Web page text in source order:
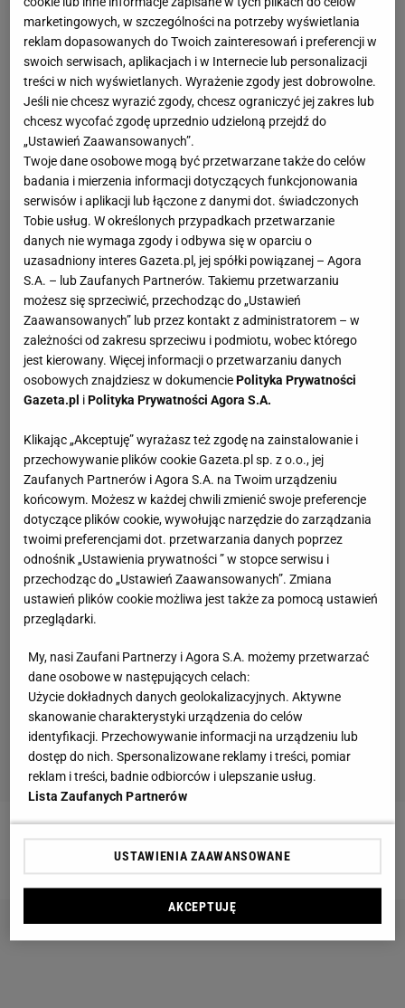
cegieł Ravello, Sorrento i Moorbrand firmy Röben.
Zestawienie w jednej cegle barw żywej czerwieni z
żółtym piaskiem i beżem pozwala osiągnąć
oryginalny efekt. Dodatkowo każda z cegieł ma
lekko wyciosane kanty i wyżłobienia. Cegły
dostępne są w formacie 240/115/71 mm.
Szukasz fachowca lub ekipy budowlanej?Wystaw
marketingowych, w szczególności na potrzeby wyświetlania
reklam dopasowanych do Twoich zainteresowań i preferencji w
swoich serwisach, aplikacjach i w Internecie lub personalizacji
treści w nich wyświetlanych. Wyrażenie zgody jest dobrowolne.
Jeśli nie chcesz wyrazić zgody, chcesz ograniczyć jej zakres lub
chcesz wycofać zgodę uprzednio udzieloną przejdź do
„Ustawień Zaawansowanych”.
Twoje dane osobowe mogą być przetwarzane także do celów
badania i mierzenia informacji dotyczących funkcjonowania
serwisów i aplikacji lub łączone z danymi dot. świadczonych
Tobie usług. W określonych przypadkach przetwarzanie
danych nie wymaga zgody i odbywa się w oparciu o
uzasadniony interes Gazeta.pl, jej spółki powiązanej – Agora
S.A. – lub Zaufanych Partnerów. Takiemu przetwarzaniu
możesz się sprzeciwić, przechodząc do „Ustawień
Zaawansowanych” lub przez kontakt z administratorem – w
zależności od zakresu sprzeciwu i podmiotu, wobec którego
jest kierowany. Więcej informacji o przetwarzaniu danych
osobowych znajdziesz w dokumenciePolityka Prywatności
Gazeta.pl iPolityka Prywatności Agora S.A.
Klikając „Akceptuję” wyrażasz też zgodę na zainstalowanie i
przechowywanie plików cookie Gazeta.pl sp. z o.o., jej
Zaufanych Partnerów i Agora S.A. na Twoim urządzeniu
końcowym. Możesz w każdej chwili zmienić swoje preferencje
dotyczące plików cookie, wywołując narzędzie do zarządzania
twoimi preferencjami dot. przetwarzania danych poprzez
odnośnik „Ustawienia prywatności ” w stopce serwisu i
przechodząc do „Ustawień Zaawansowanych”. Zmiana
ustawień plików cookie możliwa jest także za pomocą ustawień
przeglądarki.
My, nasi Zaufani Partnerzy i Agora S.A. możemy przetwarzać
dane osobowe w następujących celach:
Użycie dokładnych danych geolokalizacyjnych. Aktywne
skanowanie charakterystyki urządzenia do celów
identyfikacji. Przechowywanie informacji na urządzeniu lub
dostęp do nich. Spersonalizowane reklamy i treści, pomiar
reklam i treści, badnie odbiorców i ulepszanie usług.
Lista Zaufanych Partnerów
USTAWIENIA ZAAWANSOWANE
AKCEPTUJĘ